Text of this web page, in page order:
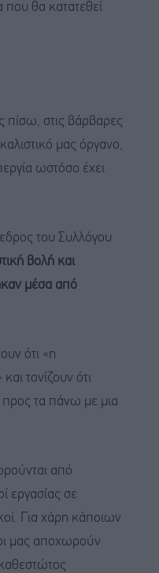
θα κατατεθεί
πίσω, στις βάρβαρες
μας όργανο,
ωστόσο έχει
του Συλλόγου
βολή και
μέσα από
ότι «η
τονίζουν ότι
τα πάνω με μια
από
εργασίας σε
Για χάρη κάποιων
μας αποχωρούν